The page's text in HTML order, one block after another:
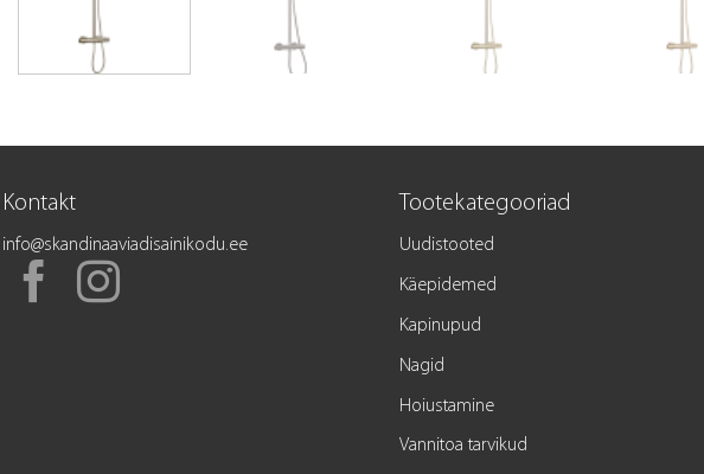
Kontakt
info@skandinaaviadisainikodu.ee
Tootekategooriad
Uudistooted
Käepidemed
Kapinupud
Nagid
Hoiustamine
Vannitoa tarvikud